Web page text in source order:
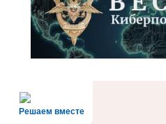
Решаем вместе